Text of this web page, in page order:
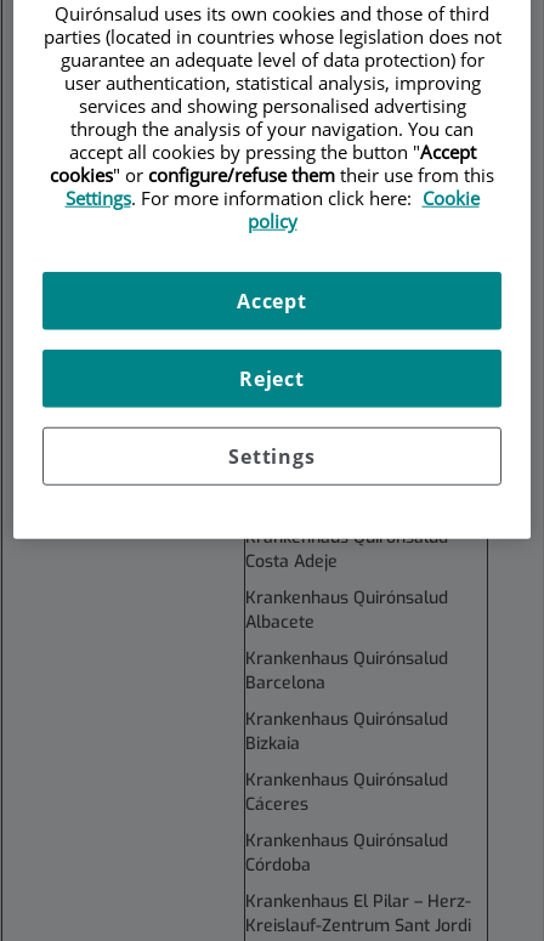
Saragossa
Krankenhaus Ruber
Internacional
Krankenhaus Quirónsalud
Sagrado Corazón
Krankenhaus Quirónsalud
Malaga
Krankenhaus Quirónsalud
Krankenhaus Quirónsalud
Miguel Domínguez
Krankenhaus Quirónsalud
Murcia
Krankenhaus Quirónsalud
Krankenhaus Quirónsalud
Krankenhaus Quirónsalud
Costa Adeje
Krankenhaus Quirónsalud
Albacete
Krankenhaus Quirónsalud
Barcelona
Krankenhaus Quirónsalud
Bizkaia
Krankenhaus Quirónsalud
Cáceres
Krankenhaus Quirónsalud
Córdoba
Krankenhaus El Pilar – Herz-
Kreislauf-Zentrum Sant Jordi
Quirónsalud uses its own cookies and those of third
parties (located in countries whose legislation does not
guarantee an adequate level of data protection) for
user authentication, statistical analysis, improving
services and showing personalised advertising
through the analysis of your navigation. You can
accept all cookies by pressing the button "Accept
cookies" or configure/refuse them their use from this
Settings. For more information click here: Cookie
policy
Settings
Reject
Accept